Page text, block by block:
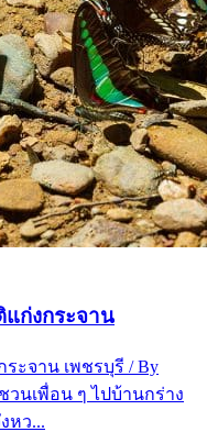
ก่งกระจาน
ะจาน เพชรบุรี / By
วนเพื่อน ๆ ไปบ้านกร่าง
หว...